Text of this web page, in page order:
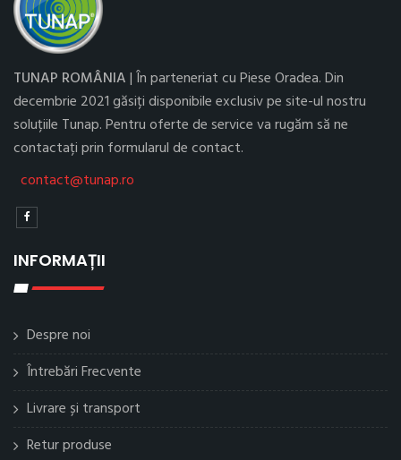
TUNAP ROMÂNIA| În parteneriat cu Piese Oradea. Din
decembrie 2021 găsiți disponibile exclusiv pe site-ul nostru
soluțiile Tunap. Pentru oferte de service va rugăm să ne
contactați prin formularul de contact.
contact@tunap.ro
INFORMAȚII
Despre noi
Întrebări Frecvente
Livrare și transport
Retur produse